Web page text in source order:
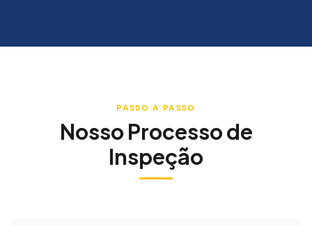
PASSO A PASSO
Nosso Processo de
Inspeção